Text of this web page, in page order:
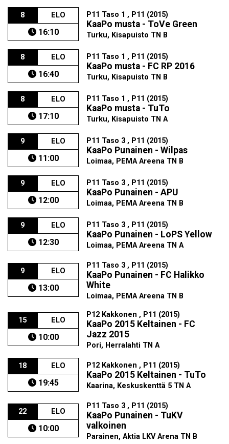
8 ELO
16:10
P11 Taso 1 , P11 (2015)
KaaPo musta - ToVe Green
Turku, Kisapuisto TN B
8 ELO
16:40
P11 Taso 1 , P11 (2015)
KaaPo musta - FC RP 2016
Turku, Kisapuisto TN B
8 ELO
17:10
P11 Taso 1 , P11 (2015)
KaaPo musta - TuTo
Turku, Kisapuisto TN A
9 ELO
11:00
P11 Taso 3 , P11 (2015)
KaaPo Punainen - Wilpas
Loimaa, PEMA Areena TN B
9 ELO
12:00
P11 Taso 3 , P11 (2015)
KaaPo Punainen - APU
Loimaa, PEMA Areena TN B
9 ELO
12:30
P11 Taso 3 , P11 (2015)
KaaPo Punainen - LoPS Yellow
Loimaa, PEMA Areena TN A
9 ELO
13:00
P11 Taso 3 , P11 (2015)
KaaPo Punainen - FC Halikko
White
Loimaa, PEMA Areena TN B
15 ELO
10:00
P12 Kakkonen , P11 (2015)
KaaPo 2015 Keltainen - FC
Jazz 2015
Pori, Herralahti TN A
18 ELO
19:45
P12 Kakkonen , P11 (2015)
KaaPo 2015 Keltainen - TuTo
Kaarina, Keskuskenttä 5 TN A
22 ELO
10:00
P11 Taso 3 , P11 (2015)
KaaPo Punainen - TuKV
valkoinen
Parainen, Aktia LKV Arena TN B